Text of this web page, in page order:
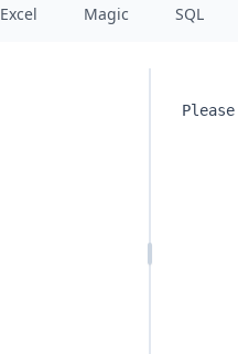
Excel Magic SQL